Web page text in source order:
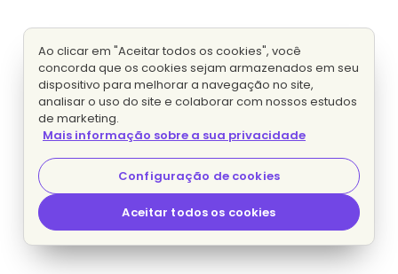
Ao clicar em "Aceitar todos os cookies", você
concorda que os cookies sejam armazenados em seu
dispositivo para melhorar a navegação no site,
analisar o uso do site e colaborar com nossos estudos
de marketing.
Mais informação sobre a sua privacidade
Configuração de cookies
Aceitar todos os cookies